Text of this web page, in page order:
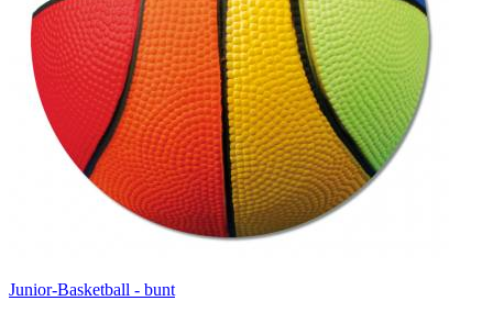
Junior-Basketball - bunt